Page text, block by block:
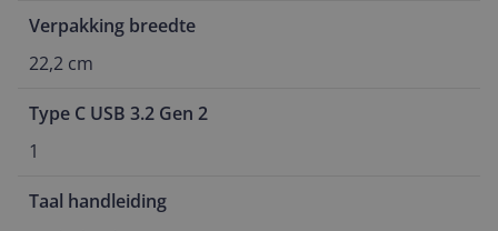
Verpakking breedte
22,2 cm
Type C USB 3.2 Gen 2
1
Taal handleiding